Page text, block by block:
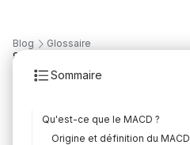
Blog Glossaire
Sommaire
Qu'est-ce que le MACD ?
Origine et définition du MACD
8
Rédigé parMounir Laggoune